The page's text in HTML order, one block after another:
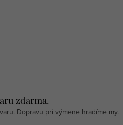
zdarma.
Dopravu pri výmene hradíme my.